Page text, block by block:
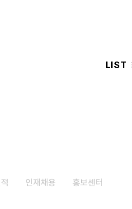
LIST
인재채용 ​홍보센터